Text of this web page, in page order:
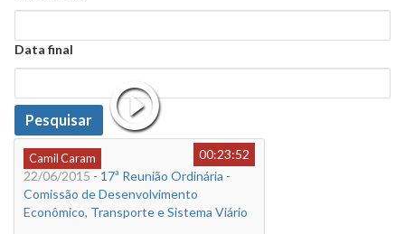
Data
Data final
Data
Pesquisar
Camil Caram
00:23:52
22/06/2015 - 17ª Reunião Ordinária -
Comissão de Desenvolvimento
Econômico, Transporte e Sistema Viário